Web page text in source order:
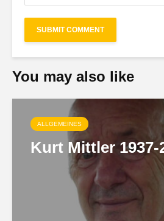
You may also like
ALLGEMEINES
Kurt Mittler 1937-